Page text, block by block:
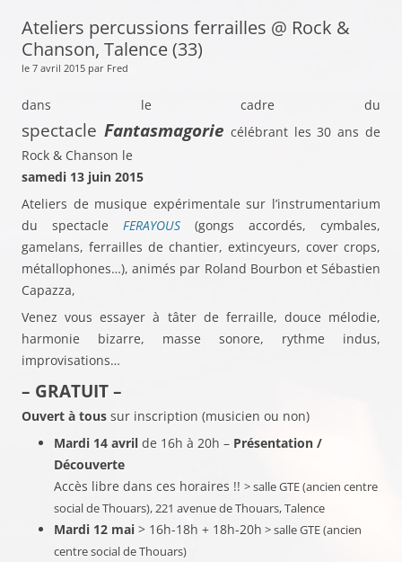
Ateliers percussions ferrailles @ Rock &
Chanson, Talence (33)
le 7 avril 2015 par Fred
dans le cadre du
spectacle Fantasmagorie célébrant les 30 ans de
Rock & Chanson le
samedi 13 juin 2015
Ateliers de musique expérimentale sur l’instrumentarium
du spectacle FERAYOUS (gongs accordés, cymbales,
gamelans, ferrailles de chantier, extincyeurs, cover crops,
métallophones…), animés par Roland Bourbon et Sébastien
Capazza,
Venez vous essayer à tâter de ferraille, douce mélodie,
harmonie bizarre, masse sonore, rythme indus,
improvisations…
– GRATUIT –
Ouvert à tous sur inscription (musicien ou non)
Mardi 14 avril de 16h à 20h – Présentation /
Découverte
Accès libre dans ces horaires !! > salle GTE (ancien centre
social de Thouars), 221 avenue de Thouars, Talence
Mardi 12 mai > 16h-18h + 18h-20h > salle GTE (ancien
centre social de Thouars)